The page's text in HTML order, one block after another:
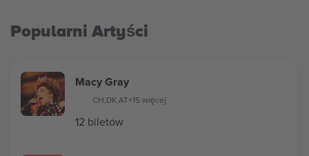
Popularni Artyści
Macy Gray
CH,DK,AT+15 więcej
12 biletów